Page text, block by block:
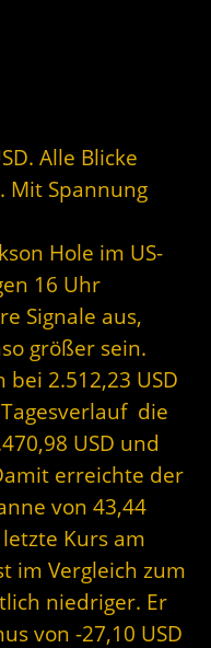
Alle Blicke
Mit Spannung
Hole im US-
16 Uhr
Signale aus,
größer sein.
2.512,23 USD
die
USD und
erreichte der
von 43,44
Kurs am
im Vergleich zum
niedriger. Er
von -27,10 USD